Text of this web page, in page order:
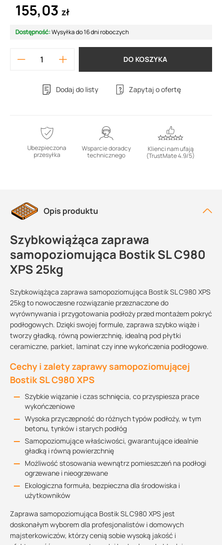
155,03 zł
Dostępność:Wysyłka do 16 dni roboczych
DO KOSZYKA
Dodaj do listy Zapytaj o ofertę
Ubezpieczona
przesyłka
Wsparcie doradcy
technicznego
Klienci nam ufają
(TrustMate 4.9/5)
Opis produktu
Szybkowiążąca zaprawa
samopoziomująca Bostik SL C980
XPS 25kg
Szybkowiążąca zaprawa samopoziomująca Bostik SL C980 XPS
25kg to nowoczesne rozwiązanie przeznaczone do
wyrównywania i przygotowania podłoży przed montażem pokryć
podłogowych. Dzięki swojej formule, zaprawa szybko wiąże i
tworzy gładką, równą powierzchnię, idealną pod płytki
ceramiczne, parkiet, laminat czy inne wykończenia podłogowe.
Cechy i zalety zaprawy samopoziomującej
Bostik SL C980 XPS
Szybkie wiązanie i czas schnięcia, co przyspiesza prace
wykończeniowe
Wysoka przyczepność do różnych typów podłoży, w tym
betonu, tynków i starych podłóg
Samopoziomujące właściwości, gwarantujące idealnie
gładką i równą powierzchnię
Możliwość stosowania wewnątrz pomieszczeń na podłogi
ogrzewane i nieogrzewane
Ekologiczna formuła, bezpieczna dla środowiska i
użytkowników
Zaprawa samopoziomująca Bostik SL C980 XPS jest
doskonałym wyborem dla profesjonalistów i domowych
majsterkowiczów, którzy cenią sobie wysoką jakość i